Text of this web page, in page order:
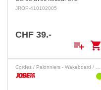
mousquetons en inox. Pour 4
JROP-410102005
CHF 39.-
playlist_add shopping_cart
Cordes / Palonniers - Wakeboard / Wakesurf